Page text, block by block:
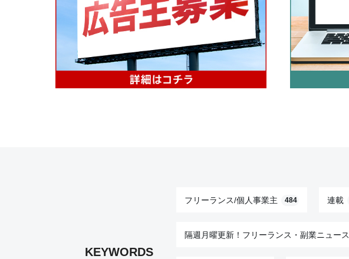
KEYWORDS
フリーランス/個人事業主 484 連載
隔週月曜更新！フリーランス・副業ニュース